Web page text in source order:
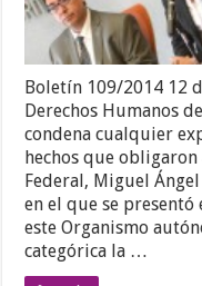
Boletín 109/2014 12
Derechos Humanos
condena cualquier
hechos que
Federal, Miguel
en el que se
este Organismo
categórica la …